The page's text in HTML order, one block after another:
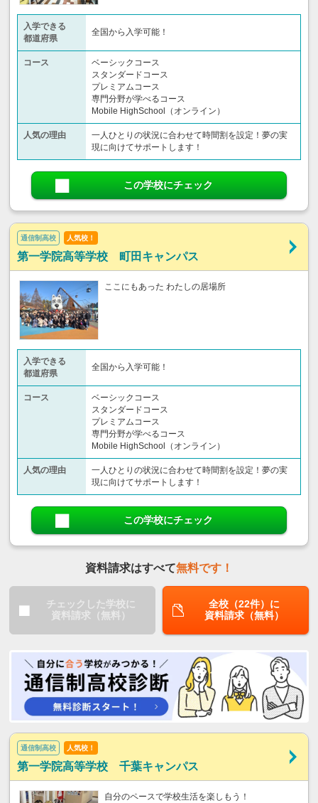
入学できる
都道府県
全国から入学可能！
コース
ベーシックコース
スタンダードコース
プレミアムコース
専門分野が学べるコース
Mobile HighSchool（オンライン）
人気の理由
一人ひとりの状況に合わせて時間割を設定！夢の実
現に向けてサポートします！
この学校にチェック
通信制高校 人気校！
第一学院高等学校 町田キャンパス
ここにもあった わたしの居場所
入学できる
都道府県
全国から入学可能！
コース
ベーシックコース
スタンダードコース
プレミアムコース
専門分野が学べるコース
Mobile HighSchool（オンライン）
人気の理由
一人ひとりの状況に合わせて時間割を設定！夢の実
現に向けてサポートします！
この学校にチェック
資料請求はすべて無料です！
チェックした学校に
資料請求（無料）
全校（22件）に
資料請求（無料）
通信制高校 人気校！
第一学院高等学校 千葉キャンパス
自分のペースで学校生活を楽しもう！